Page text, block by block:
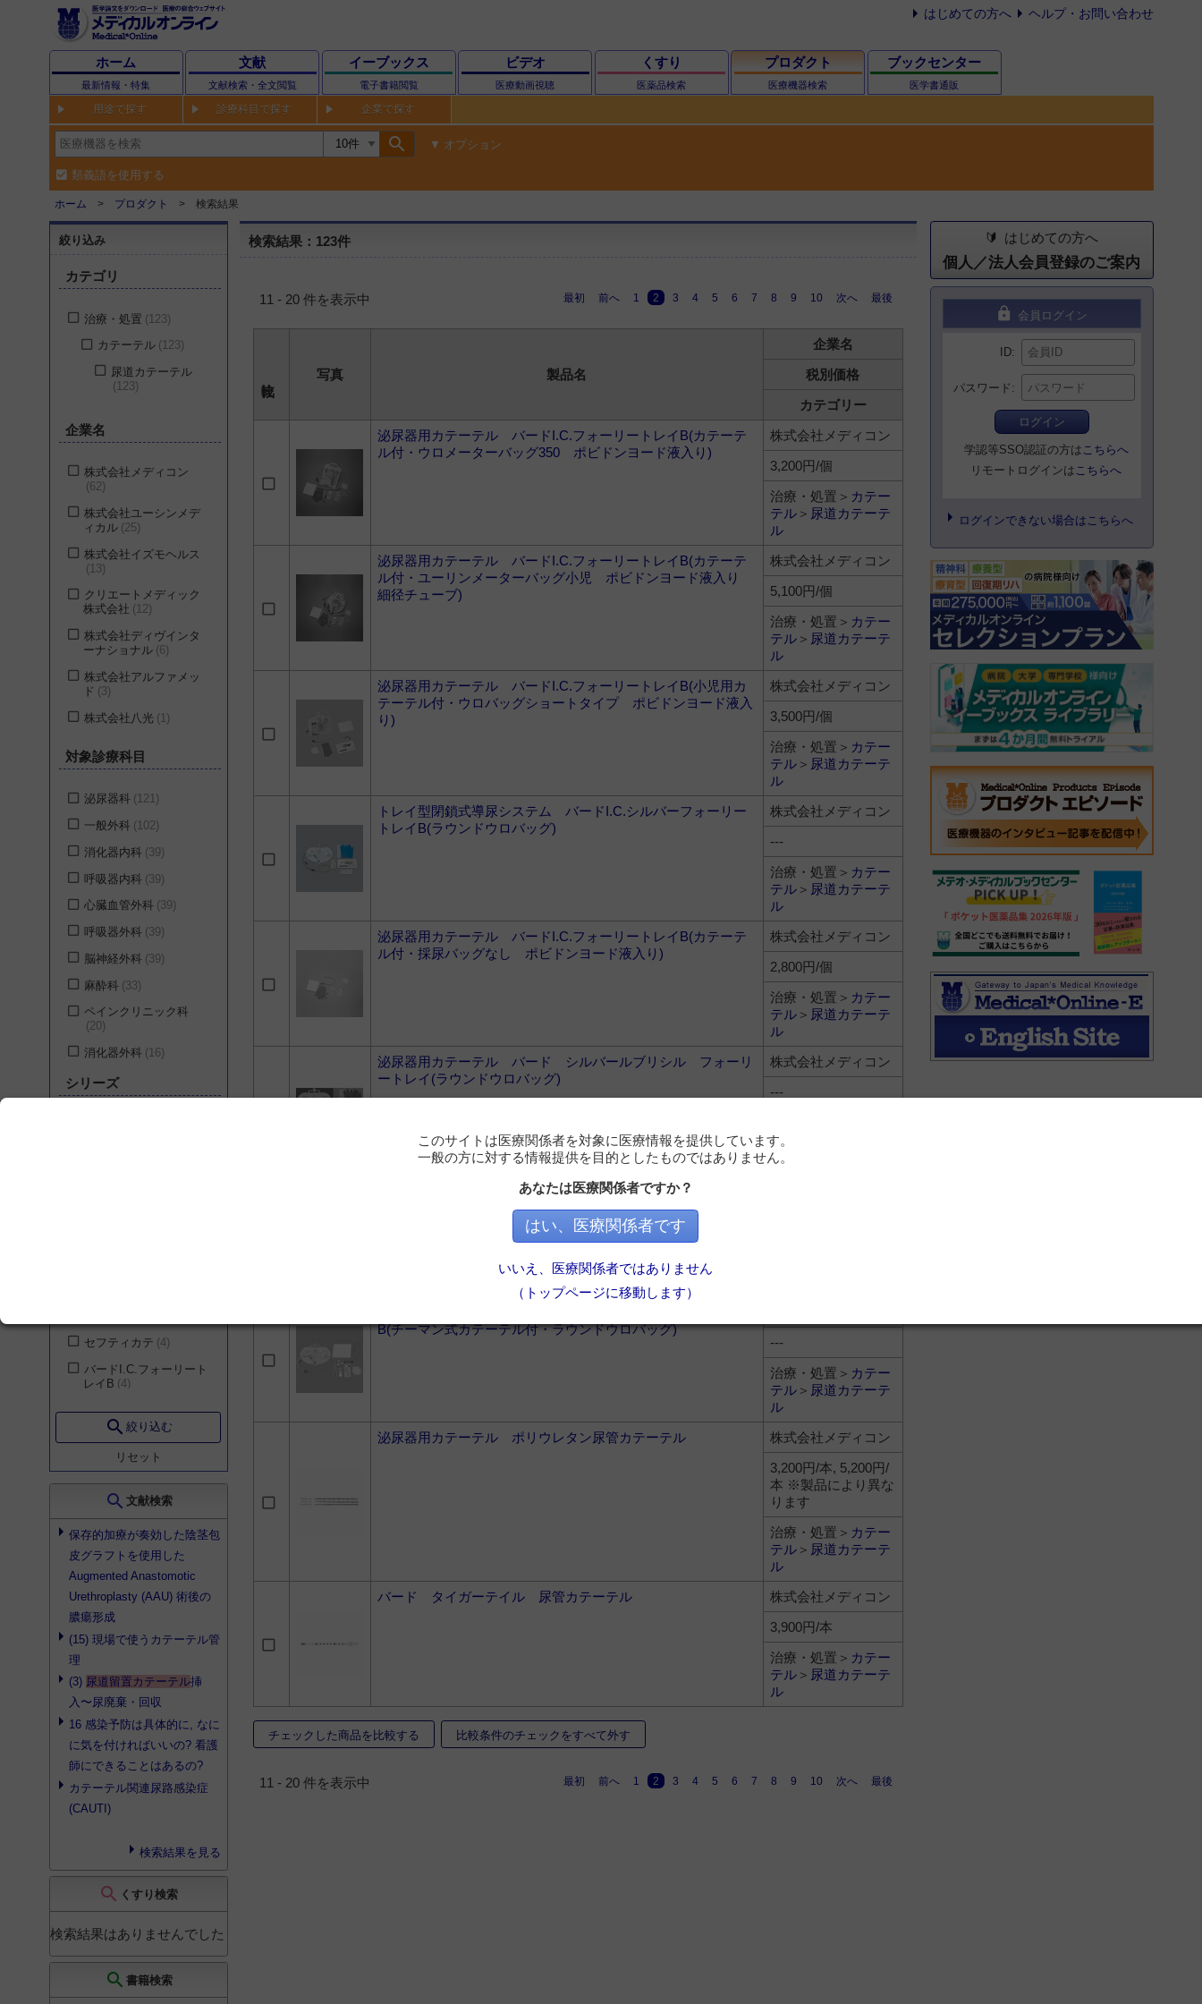
はじめての方へ ヘルプ・お問い合わせ
ホーム
最新情報・特集
文献
文献検索・全文閲覧
イーブックス
電子書籍閲覧
ビデオ
医療動画視聴
くすり
医薬品検索
プロダクト
医療機器検索
ブックセンター
医学書通販
用途で探す 診療科目で探す 企業で探す
search オプション
類義語を使用する
ホーム プロダクト 検索結果
絞り込み
カテゴリ
治療・処置 123
カテーテル 123
尿道カテーテル
123
企業名
株式会社メディコン
62
株式会社ユーシンメデ
ィカル 25
株式会社イズモヘルス
13
クリエートメディック
株式会社 12
株式会社ディヴインタ
ーナショナル 6
株式会社アルファメッ
ド
3
株式会社八光 1
ム・エス 1
対象診療科目
泌尿器科 121
一般外科 102
消化器内科 39
呼吸器内科 39
心臓血管外科 39
呼吸器外科 39
脳神経外科 39
麻酔科 33
ペインクリニック科
20
消化器外科 16
小児外科
小児科 14
産科 14
整形外科 14
気管食道科
14
歯科・口腔外科 14
救急医学科 14
耳鼻咽喉科 13
リハビリテーション科
13
シリーズ
セフティカテ 4
バードI.C.フォーリート
レイB 4
アルファバルーンカテ
ーテル 3
チーマンカテーテル
シリコン
3
バード シルバーTSC
トレイ 3
X-フォース 2
バーデックス シルバ
ールブリキャス 2
バード バイオキャス
2
ャス 1
バーデックス シルバ
ールブリシル 1
バード シルバールブ
リシル 1
ルバールブリキャス
温度センサーカテーテ
1
ロートネラトンカテー
search 絞り込む
リセット
search 文献検索
保存的加療が奏効した陰茎包
皮グラフトを使用した
Augmented Anastomotic
Urethroplasty (AAU) 術後の
膿瘍形成
(15) 現場で使うカテーテル管
理
(3) 尿道留置カテーテル挿
入〜尿廃棄・回収
16 感染予防は具体的に, なに
に気を付ければいいの? 看護
師にできることはあるの?
カテーテル関連尿路感染症
(CAUTI)
検索結果を見る
search くすり検索
検索結果はありませんでした
search 書籍検索
検索結果：123件
11 - 20 件を表示中 最初 前へ 1 2 3 4 5 6 7 8 9 10 次へ 最後
写真 製品名
企業名
税別価格
カテゴリー
泌尿器用カテーテル バードI.C.フォーリートレイB(カテーテ
ル付・ウロメーターバッグ350 ポビドンヨード液入り)
株式会社メディコン
3,200円/個
治療・処置＞ カテー
テル ＞ 尿道カテーテ
ル
泌尿器用カテーテル バードI.C.フォーリートレイB(カテーテ
ル付・ユーリンメーターバッグ小児 ポビドンヨード液入り
細径チューブ)
株式会社メディコン
5,100円/個
治療・処置＞ カテー
テル ＞ 尿道カテーテ
ル
泌尿器用カテーテル バードI.C.フォーリートレイB(小児用カ
テーテル付・ウロバッグショートタイプ ポビドンヨード液入
り)
株式会社メディコン
3,500円/個
治療・処置＞ カテー
テル ＞ 尿道カテーテ
ル
トレイ型閉鎖式導尿システム バードI.C.シルバーフォーリー
トレイB(ラウンドウロバッグ)
株式会社メディコン
---
治療・処置＞ カテー
テル ＞ 尿道カテーテ
ル
泌尿器用カテーテル バードI.C.フォーリートレイB(カテーテ
ル付・採尿バッグなし ポビドンヨード液入り)
株式会社メディコン
2,800円/個
治療・処置＞ カテー
テル ＞ 尿道カテーテ
ル
泌尿器用カテーテル バード シルバールブリシル フォーリ
ートレイ(ラウンドウロバッグ)
株式会社メディコン
---
テル
ル
泌尿器用カテーテル バーデックス マレコ
B(チーマン式カテーテル付・ラウンドウロバッグ)
---
治療・処置＞ カテー
テル ＞ 尿道カテーテ
ル
泌尿器用カテーテル ポリウレタン尿管カテーテル
株式会社メディコン
3,200円/本, 5,200円/
本 ※製品により異な
ります
治療・処置＞ カテー
テル ＞ 尿道カテーテ
ル
バード タイガーテイル 尿管カテーテル
株式会社メディコン
3,900円/本
治療・処置＞ カテー
テル ＞ 尿道カテーテ
ル
チェックした商品を比較する 比較条件のチェックをすべて外す
11 - 20 件を表示中 最初 前へ 1 2 3 4 5 6 7 8 9 10 次へ 最後
はじめての方へ
個人／法人会員登録のご案内
lock 会員ログイン
ID
パスワード
ログイン
学認等SSO認証の方は こちらへ
リモートログインは こちらへ
ログインできない場合はこちらへ
このサイトは医療関係者を対象に医療情報を提供しています。
一般の方に対する情報提供を目的としたものではありません。
あなたは医療関係者ですか？
はい、医療関係者です
いいえ、医療関係者ではありません
（トップページに移動します）